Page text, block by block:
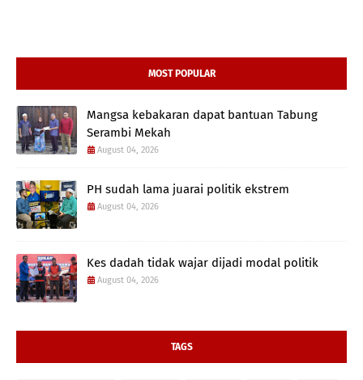
MOST POPULAR
Mangsa kebakaran dapat bantuan Tabung
Serambi Mekah
August 04, 2026
PH sudah lama juarai politik ekstrem
August 04, 2026
Kes dadah tidak wajar dijadi modal politik
August 04, 2026
TAGS